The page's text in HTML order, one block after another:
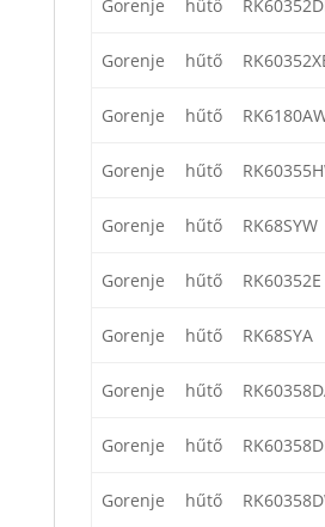
Gorenje hűtő
Gorenje hűtő
Gorenje hűtő
Gorenje hűtő
Gorenje hűtő RK68SYW
Gorenje hűtő RK60352E
Gorenje hűtő RK68SYA
Gorenje hűtő
Gorenje hűtő
Gorenje hűtő